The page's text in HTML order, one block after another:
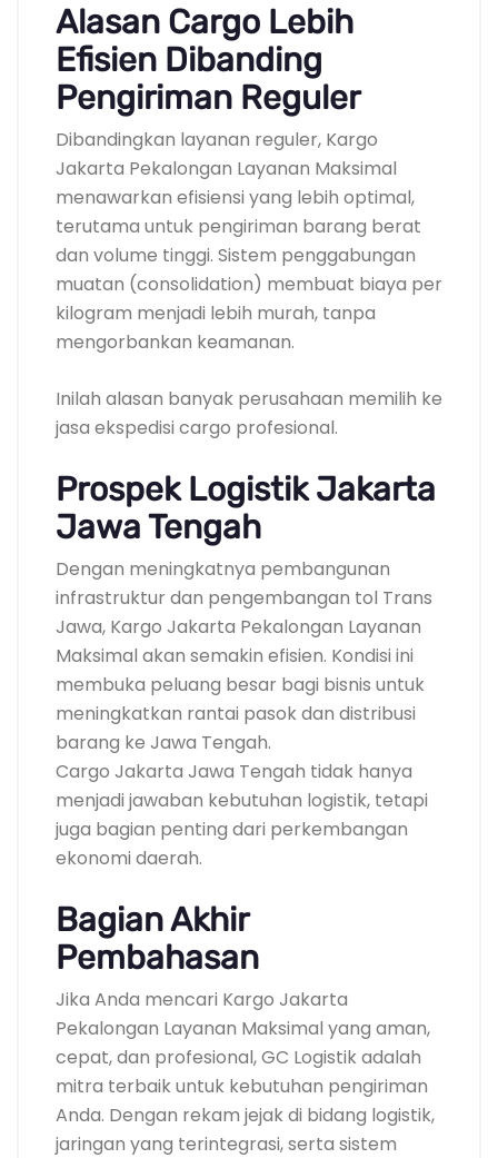
Alasan Cargo Lebih
Efisien Dibanding
Pengiriman Reguler
Dibandingkan layanan reguler, Kargo
Jakarta Pekalongan Layanan Maksimal
menawarkan efisiensi yang lebih optimal,
terutama untuk pengiriman barang berat
dan volume tinggi. Sistem penggabungan
muatan (consolidation) membuat biaya per
kilogram menjadi lebih murah, tanpa
mengorbankan keamanan.
Inilah alasan banyak perusahaan memilih ke
jasa ekspedisi cargo profesional.
Prospek Logistik Jakarta
Jawa Tengah
Dengan meningkatnya pembangunan
infrastruktur dan pengembangan tol Trans
Jawa, Kargo Jakarta Pekalongan Layanan
Maksimal akan semakin efisien. Kondisi ini
membuka peluang besar bagi bisnis untuk
meningkatkan rantai pasok dan distribusi
barang ke Jawa Tengah.
Cargo Jakarta Jawa Tengah tidak hanya
menjadi jawaban kebutuhan logistik, tetapi
juga bagian penting dari perkembangan
ekonomi daerah.
Bagian Akhir
Pembahasan
Jika Anda mencari Kargo Jakarta
Pekalongan Layanan Maksimal yang aman,
cepat, dan profesional, GC Logistik adalah
mitra terbaik untuk kebutuhan pengiriman
Anda. Dengan rekam jejak di bidang logistik,
jaringan yang terintegrasi, serta sistem